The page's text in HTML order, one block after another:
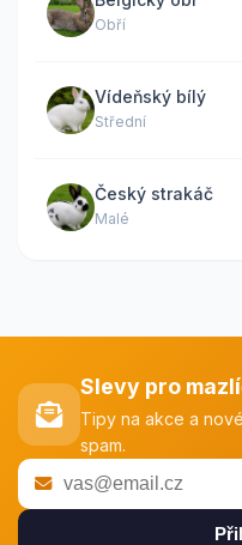
Obří
Vídeňský bílý
Střední
Český strakáč
Malé
Slevy pro
Tipy na akce a
spam.